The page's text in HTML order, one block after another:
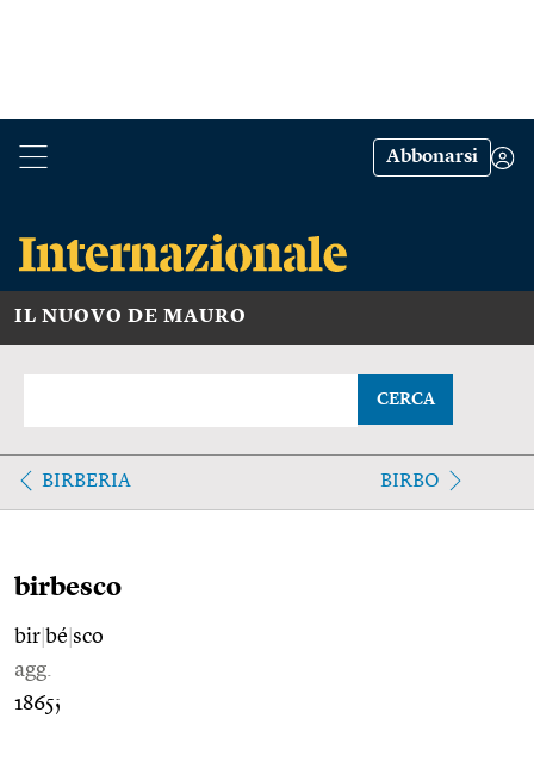
Abbonarsi
IL NUOVO DE MAURO
CERCA
BIRBERIA BIRBO
birbesco
bir bé sco
agg.
1865;